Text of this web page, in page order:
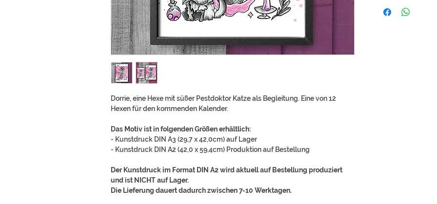
Dorrie, eine Hexe mit süßer Pestdoktor Katze als Begleitung. Eine von 12
Hexen für den kommenden Kalender.
Das Motiv ist in folgenden Größen erhältlich:
- Kunstdruck DIN A3 (29,7 x 42,0cm) auf Lager
- Kunstdruck DIN A2 (42,0 x 59,4cm) Produktion auf Bestellung
Der Kunstdruck im Format DIN A2 wird aktuell auf Bestellung produziert
und ist NICHT auf Lager.
Die Lieferung dauert dadurch zwischen 7-10 Werktagen.